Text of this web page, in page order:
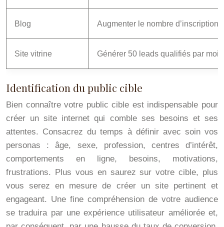
Blog Augmenter le nombre
Site vitrine Générer 50 leads qualifiés par
Identification du public cible
Bien connaître votre public cible est indispensable pour
créer un site internet qui comble ses besoins et ses
attentes. Consacrez du temps à définir avec soin vos
personas : âge, sexe, profession, centres d’intérêt,
comportements en ligne, besoins, motivations,
frustrations. Plus vous en saurez sur votre cible, plus
vous serez en mesure de créer un site pertinent et
engageant. Une fine compréhension de votre audience
se traduira par une expérience utilisateur améliorée et,